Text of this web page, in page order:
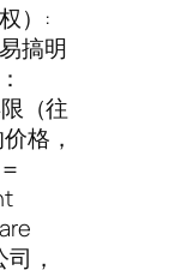
）:
搞明
（往
格，
，